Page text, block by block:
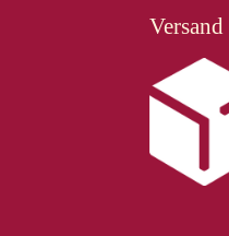
Versand